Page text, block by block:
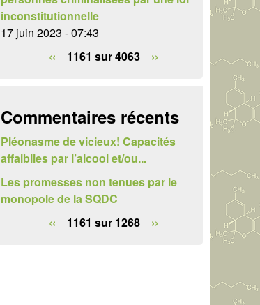
h
e
h
e
inconstitutionnelle
17 juin 2023 - 07:43
‹‹
1161 sur 4063 ››
Commentaires récents
Pléonasme de vicieux! Capacités
affaiblies par l’alcool et/ou...
Les promesses non tenues par le
monopole de la SQDC
‹‹
1161 sur 1268 ››